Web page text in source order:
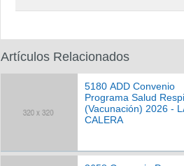
Artículos Relacionados
5180 ADD Convenio
Programa Salud
(Vacunación) 2026 -
CALERA